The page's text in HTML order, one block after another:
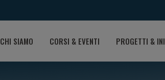
CHI SIAMO CORSI & EVENTI PROGETTI &